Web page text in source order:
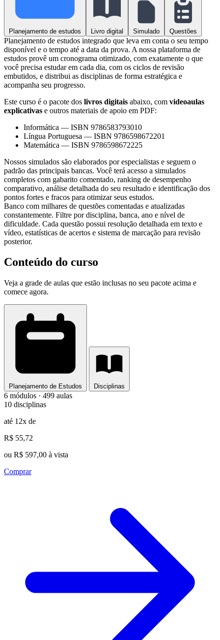
Planejamento de estudos Livro digital Simulado Questões
Planejamento de estudos integrado que leva em conta o seu tempo
disponível e o tempo até a data da prova. A nossa plataforma de
estudos provê um cronograma otimizado, com exatamente o que
você precisa estudar em cada dia, com os ciclos de revisão
embutidos, e distribui as disciplinas de forma estratégica e
acompanha seu progresso.
Este curso é o pacote dos livros digitais abaixo, com videoaulas
explicativas e outros materiais de apoio em PDF:
Informática — ISBN 9786583793010
Língua Portuguesa — ISBN 9786598672201
Matemática — ISBN 9786598672225
Nossos simulados são elaborados por especialistas e seguem o
padrão das principais bancas. Você terá acesso a simulados
completos com gabarito comentado, ranking de desempenho
comparativo, análise detalhada do seu resultado e identificação dos
pontos fortes e fracos para otimizar seus estudos.
Banco com milhares de questões comentadas e atualizadas
constantemente. Filtre por disciplina, banca, ano e nível de
dificuldade. Cada questão possui resolução detalhada em texto e
vídeo, estatísticas de acertos e sistema de marcação para revisão
posterior.
Conteúdo do curso
Veja a grade de aulas que estão inclusas no seu pacote acima e
comece agora.
Planejamento de Estudos Disciplinas
6 módulos · 499 aulas
10 disciplinas
até 12x de
R$ 55,72
ou R$ 597,00 à vista
Comprar